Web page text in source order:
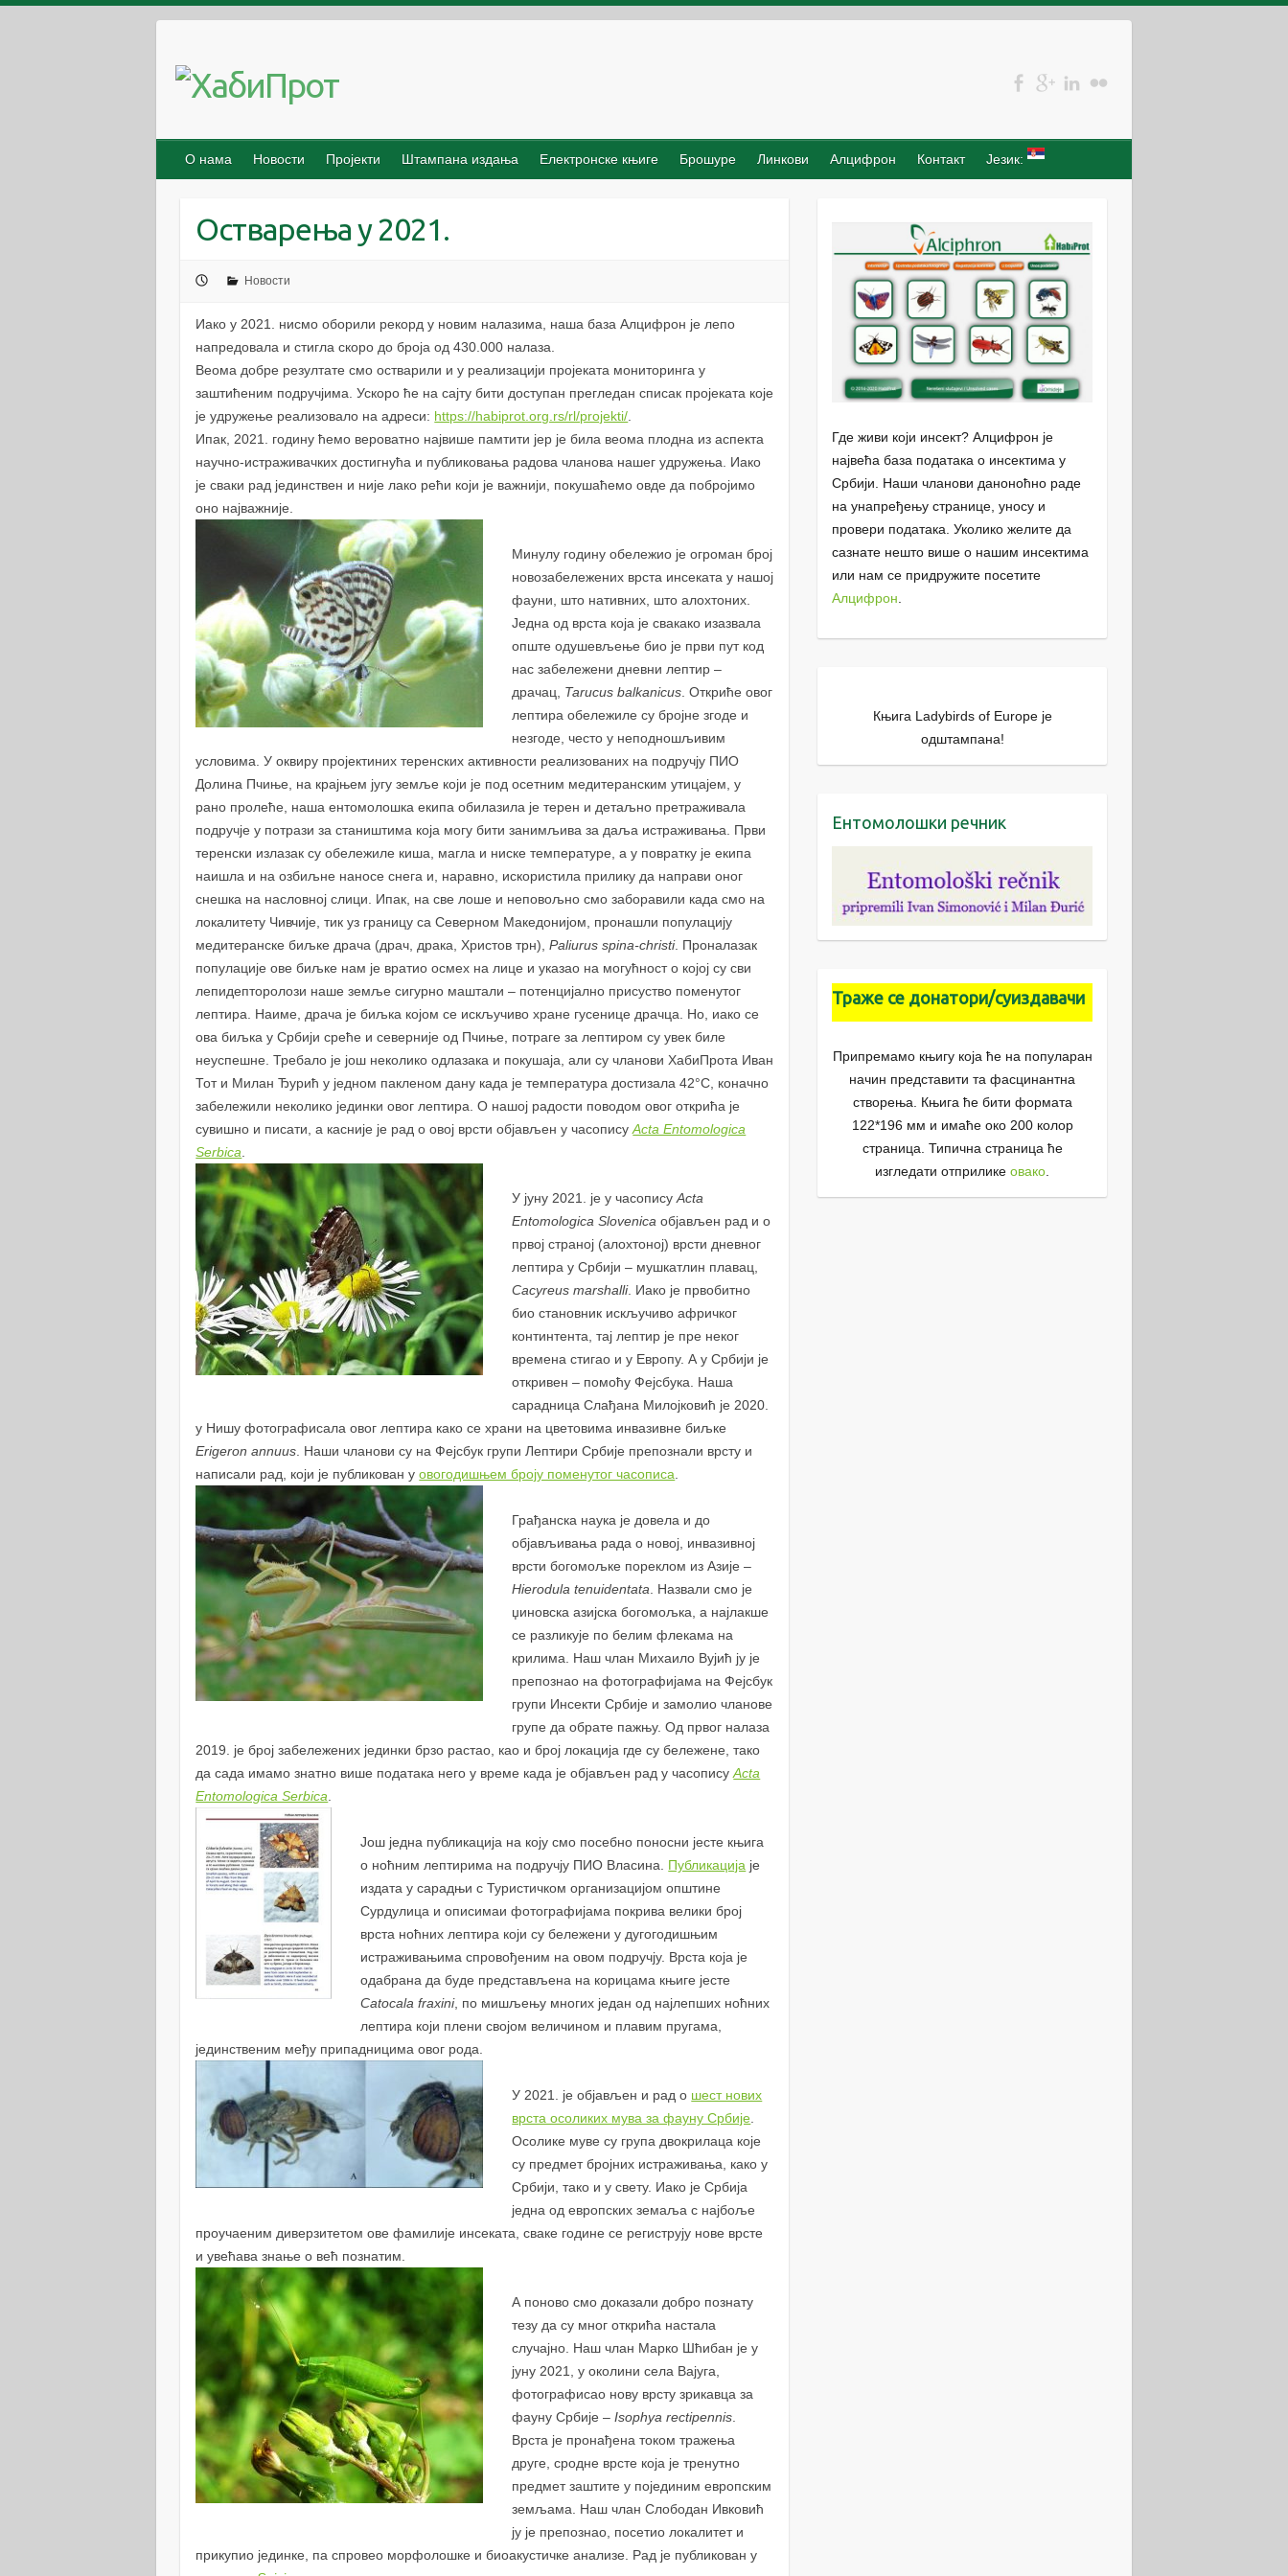
О нама Новости Пројекти Штампана издања Електронске књиге Брошуре Линкови Алцифрон Контакт Језик:
Остварења у 2021.
Новости
Иако у 2021. нисмо оборили рекорд у новим налазима, наша база Алцифрон је лепо
напредовала и стигла скоро до броја од 430.000 налаза.
Веома добре резултате смо остварили и у реализацији пројеката мониторинга у
заштићеним подручјима. Ускоро ће на сајту бити доступан прегледан списак пројеката које
је удружење реализовало на адреси: https://habiprot.org.rs/rl/projekti/
Ипак, 2021. годину ћемо вероватно највише памтити јер је била веома плодна из аспекта
научно-истраживачких достигнућа и публиковања радова чланова нашег удружења. Иако
је сваки рад јединствен и није лако рећи који је важнији, покушаћемо овде да побројимо
оно најважније.
Минулу годину обележио је огроман број
новозабележених врста инсеката у нашој
фауни, што нативних, што алохтоних.
Једна од врста која је свакако изазвала
опште одушевљење био је први пут код
нас забележени дневни лептир –
драчац, Tarucus balkanicus . Откриће овог
лептира обележиле су бројне згоде и
незгоде, често у неподношљивим
условима. У оквиру пројектиних теренских активности реализованих на подручју ПИО
Долина Пчиње, на крајњем југу земље који је под осетним медитеранским утицајем, у
рано пролеће, наша ентомолошка екипа обилазила је терен и детаљно претраживала
подручје у потрази за стаништима која могу бити занимљива за даља истраживања. Први
теренски излазак су обележиле киша, магла и ниске температуре, а у повратку је екипа
наишла и на озбиљне наносе снега и, наравно, искористила прилику да направи оног
снешка на насловној слици. Ипак, на све лоше и неповољно смо заборавили када смо на
локалитету Чивчије, тик уз границу са Северном Македонијом, пронашли популацију
медитеранске биљке драча (драч, драка, Христов трн),Paliurus spina-christi. Проналазак
популације ове биљке нам је вратио осмех на лице и указао на могућност о којој су сви
лепидепторолози наше земље сигурно маштали – потенцијално присуство поменутог
лептира. Наиме, драча је биљка којом се искључиво хране гусенице драчца. Но, иако се
ова биљка у Србији среће и северније од Пчиње, потраге за лептиром су увек биле
неуспешне. Требало је још неколико одлазака и покушаја, али су чланови ХабиПрота Иван
Тот и Милан Ђурић у једном пакленом дану када је температура достизала 42°C, коначно
забележили неколико јединки овог лептира. О нашој радости поводом овог открића је
сувишно и писати, а касније је рад о овој врсти објављен у часописуActa Entomologica
Serbica
У јуну 2021. је у часописуActa
Entomologica Slovenica објављен рад и о
првој страној (алохтоној) врсти дневног
лептира у Србији – мушкатлин плавац,
Cacyreus marshalli. Иако је првобитно
био становник искључиво афричког
континтента, тај лептир је пре неког
времена стигао и у Европу. А у Србији је
откривен – помоћу Фејсбука. Наша
сарадница Слађана Милојковић је 2020.
у Нишу фотографисала овог лептира како се храни на цветовима инвазивне биљке
Erigeron annuus . Наши чланови су на Фејсбук групи Лептири Србије препознали врсту и
написали рад, који је публикован уовогодишњем броју поменутог часописа
Грађанска наука је довела и до
објављивања рада о новој, инвазивној
врсти богомољке пореклом из Азије –
Hierodula tenuidentata . Назвали смо је
џиновска азијска богомољка, а најлакше
се разликује по белим флекама на
крилима. Наш члан Михаило Вујић ју је
препознао на фотографијама на Фејсбук
групи Инсекти Србије и замолио чланове
групе да обрате пажњу. Од првог налаза
2019. је број забележених јединки брзо растао, као и број локација где су бележене, тако
да сада имамо знатно више података него у време када је објављен рад у часописуActa
Entomologica Serbica
Још једна публикација на коју смо посебно поносни јесте књига
о ноћним лептирима на подручју ПИО Власина. Публикација је
издата у сарадњи с Туристичком организацијом општине
Сурдулица и описимаи фотографијама покрива велики број
врста ноћних лептира који су бележени у дугогодишњим
истраживањима спровођеним на овом подручју. Врста која је
одабрана да буде представљена на корицама књиге јесте
Catocala fraxini, по мишљењу многих један од најлепших ноћних
лептира који плени својом величином и плавим пругама,
јединственим међу припадницима овог рода.
У 2021. је објављен и рад о шест нових
врста осоликих мува за фауну Србије
Осолике муве су група двокрилаца које
су предмет бројних истраживања, како у
Србији, тако и у свету. Иако је Србија
једна од европских земаља с најбоље
проучаеним диверзитетом ове фамилије инсеката, сваке године се региструју нове врсте
и увећава знање о већ познатим.
А поново смо доказали добро познату
тезу да су мног открића настала
случајно. Наш члан Марко Шћибан је у
јуну 2021, у околини села Вајуга,
фотографисао нову врсту зрикавца за
фауну Србије –Isophya rectipennis
Врста је пронађена током тражења
друге, сродне врсте која је тренутно
предмет заштите у појединим европским
земљама. Наш члан Слободан Ивковић
ју је препознао, посетио локалитет и
прикупио јединке, па спровео морфолошке и биоакустичке анализе. Рад је публикован у
Где живи који инсект? Алцифрон је
највећа база података о инсектима у
Србији. Наши чланови даноноћно раде
на унапређењу странице, уносу и
провери података. Уколико желите да
сазнате нешто више о нашим инсектима
или нам се придружите посетите
Алцифрон.
Књига Ladybirds of Europe је
одштампана!
Ентомолошки речник
Траже се донатори/суиздавачи
Припремамо књигу која ће на популаран
начин представити та фасцинантна
створења. Књига ће бити формата
122*196 мм и имаће око 200 колор
страница. Типична страница ће
изгледати отприликеовако